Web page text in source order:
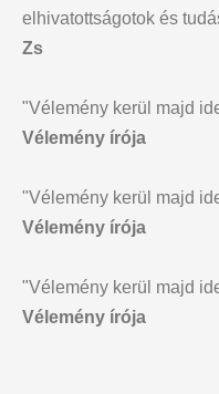
elhivatottságotok és
Zs
"Vélemény kerül majd
Vélemény írója
"Vélemény kerül majd
Vélemény írója
"Vélemény kerül majd
Vélemény írója